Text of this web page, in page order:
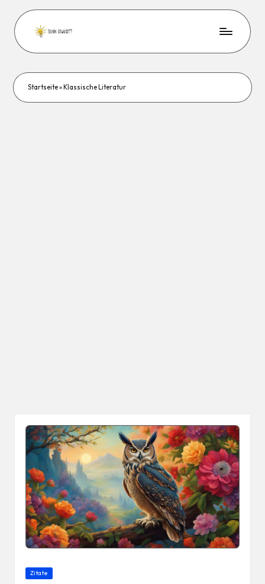
Startseite» Klassische Literatur
Posted
Zitate